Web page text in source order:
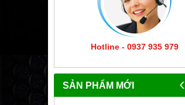
Hotline - 0937 935 979
SẢN PHẨM MỚI ‹